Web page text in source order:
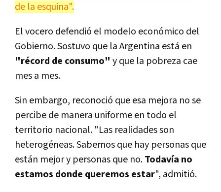
de la esquina".
El vocero defendió el modelo económico del
Gobierno. Sostuvo que la Argentina está en
"récord de consumo" y que la pobreza cae
mes a mes.
Sin embargo, reconoció que esa mejora no se
percibe de manera uniforme en todo el
territorio nacional. "Las realidades son
heterogéneas. Sabemos que hay personas que
están mejor y personas que no.Todavía no
estamos donde queremos estar", admitió.